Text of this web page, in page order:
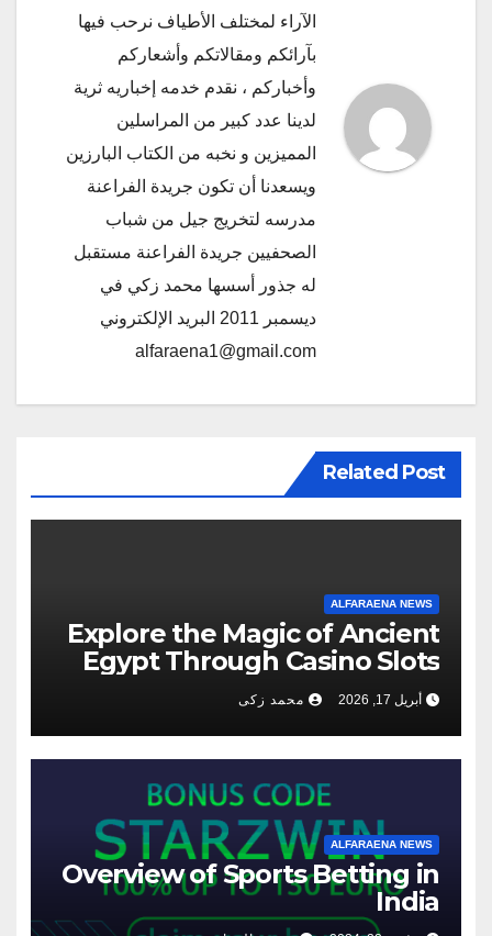
الآراء لمختلف الأطياف نرحب فيها
بآرائكم ومقالاتكم وأشعاركم
وأخباركم ، نقدم خدمه إخباريه ثرية
لدينا عدد كبير من المراسلين
المميزين و نخبه من الكتاب البارزين
ويسعدنا أن تكون جريدة الفراعنة
مدرسه لتخريج جيل من شباب
الصحفيين جريدة الفراعنة مستقبل
له جذور أسسها محمد زكي في
ديسمبر 2011 البريد الإلكتروني
alfaraena1@gmail.com
Related Post
ALFARAENA NEWS
Explore the Magic of Ancient
Egypt Through Casino Slots
أبريل 17, 2026 محمد زكى
ALFARAENA NEWS
Overview of Sports Betting in
India